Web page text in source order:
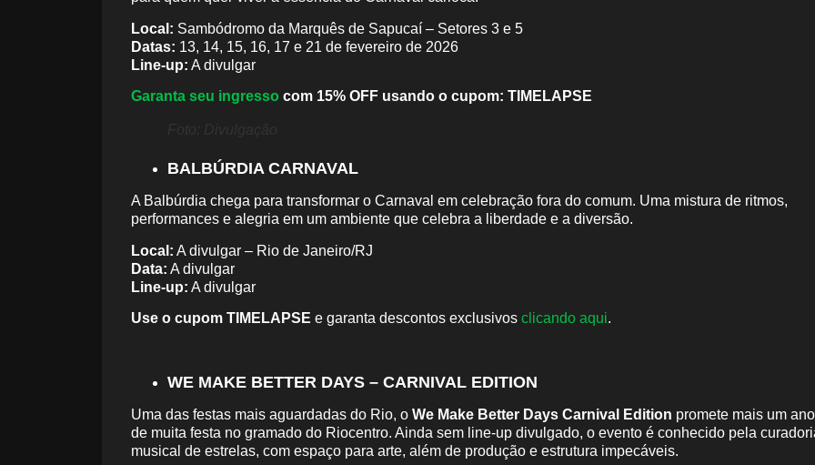
Local: Sambódromo da Marquês de Sapucaí – Setores 3 e 5
Datas: 13, 14, 15, 16, 17 e 21 de fevereiro de 2026
Line-up: A divulgar
Garanta seu ingresso com 15% OFF usando o cupom: TIMELAPSE
BALBÚRDIA CARNAVAL
A Balbúrdia chega para transformar o Carnaval em celebração fora do comum. Uma mistura de ritmos,
performances e alegria em um ambiente que celebra a liberdade e a diversão.
Local: A divulgar – Rio de Janeiro/RJ
Data: A divulgar
Line-up: A divulgar
Use o cupom TIMELAPSE e garanta descontos exclusivos clicando aqui.
WE MAKE BETTER DAYS – CARNIVAL EDITION
Uma das festas mais aguardadas do Rio, o We Make Better Days Carnival Edition promete mais um ano
de muita festa no gramado do Riocentro. Ainda sem line-up divulgado, o evento é conhecido pela
musical de estrelas, com espaço para arte, além de produção e estrutura impecáveis.